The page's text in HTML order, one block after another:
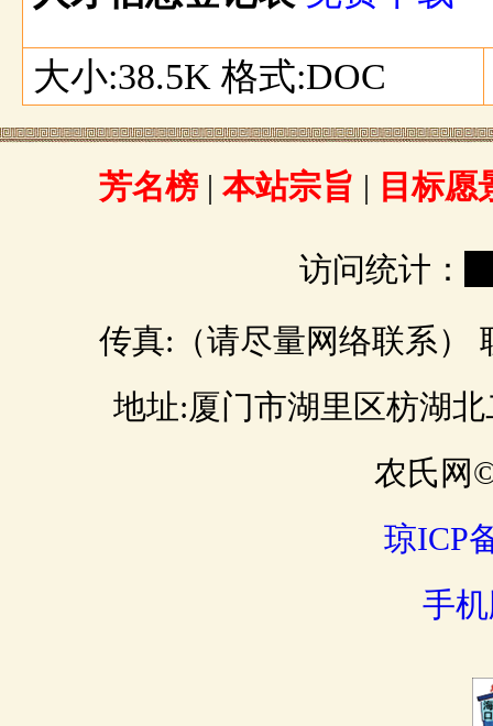
大小:38.5K 格式:DOC
芳名榜| 本站宗旨 | 目标愿
访问统计：
传真:（请尽量网络联系）
地址:厦门市湖里区枋湖
农氏网
琼ICP
手